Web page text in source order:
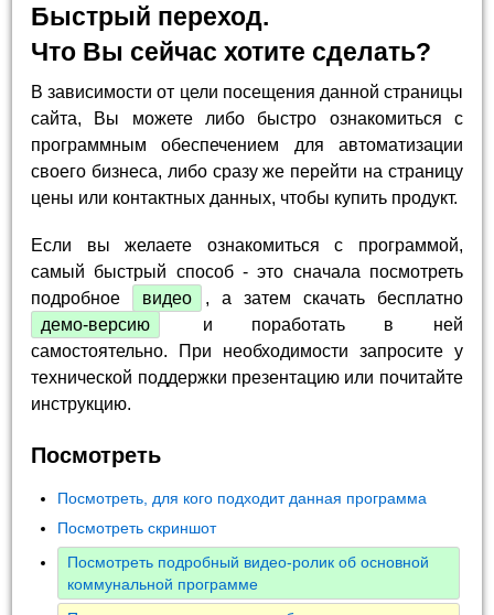
Быстрый переход.
Что Вы сейчас хотите сделать?
В зависимости от цели посещения данной страницы
сайта, Вы можете либо быстро ознакомиться с
программным обеспечением для автоматизации
своего бизнеса, либо сразу же перейти на страницу
цены или контактных данных, чтобы купить продукт.
Если вы желаете ознакомиться с программой,
самый быстрый способ - это сначала посмотреть
подробное
видео
, а затем скачать бесплатно
демо-версию
и поработать в ней
самостоятельно. При необходимости запросите у
технической поддержки презентацию или почитайте
инструкцию.
Посмотреть
Посмотреть, для кого подходит данная программа
Посмотреть скриншот
Посмотреть подробный видео-ролик об основной
коммунальной программе